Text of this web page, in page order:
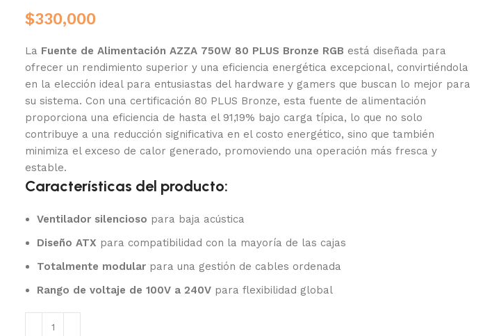
$330,000
La Fuente de Alimentación AZZA 750W 80 PLUS Bronze RGB está diseñada para
ofrecer un rendimiento superior y una eficiencia energética excepcional, convirtiéndola
en la elección ideal para entusiastas del hardware y gamers que buscan lo mejor para
su sistema. Con una certificación 80 PLUS Bronze, esta fuente de alimentación
proporciona una eficiencia de hasta el 91,19% bajo carga típica, lo que no solo
contribuye a una reducción significativa en el costo energético, sino que también
minimiza el exceso de calor generado, promoviendo una operación más fresca y
estable.
Características del producto:
Ventilador silencioso para baja acústica
Diseño ATX para compatibilidad con la mayoría de las cajas
Totalmente modular para una gestión de cables ordenada
Rango de voltaje de 100V a 240V para flexibilidad global